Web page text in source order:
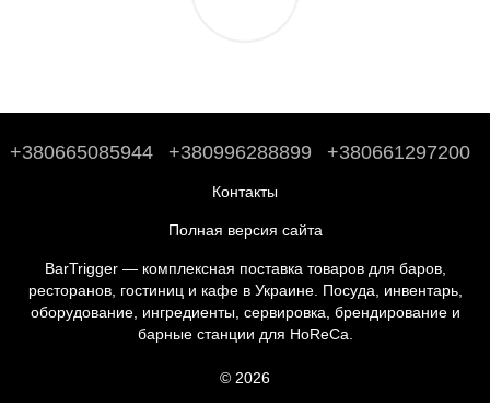
+380665085944 +380996288899 +380661297200
Контакты
Полная версия сайта
BarTrigger — комплексная поставка товаров для баров,
ресторанов, гостиниц и кафе в Украине. Посуда, инвентарь,
оборудование, ингредиенты, сервировка, брендирование и
барные станции для HoReCa.
© 2026